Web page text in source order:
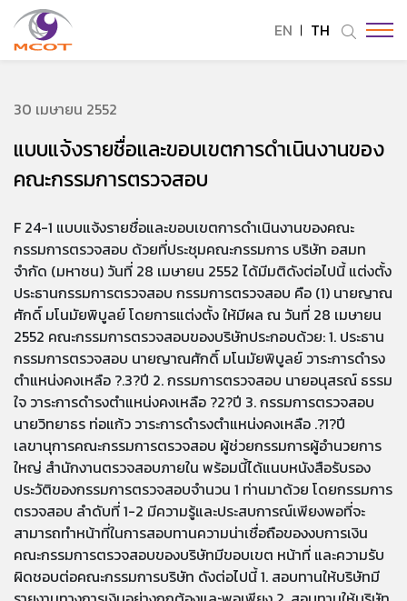
EN TH
30 เมษายน 2552
แบบแจ้งรายชื่อและขอบเขตการดำเนินงานของ
คณะกรรมการตรวจสอบ
F 24-1 แบบแจ้งรายชื่อและขอบเขตการดำเนินงานของคณะ
กรรมการตรวจสอบ ด้วยที่ประชุมคณะกรรมการ บริษัท อสมท
จำกัด (มหาชน) วันที่ 28 เมษายน 2552 ได้มีมติดังต่อไปนี้ แต่งตั้ง
ประธานกรรมการตรวจสอบ กรรมการตรวจสอบ คือ (1) นายญาณ
ศักดิ์ มโนมัยพิบูลย์ โดยการแต่งตั้ง ให้มีผล ณ วันที่ 28 เมษายน
2552 คณะกรรมการตรวจสอบของบริษัทประกอบด้วย: 1. ประธาน
กรรมการตรวจสอบ นายญาณศักดิ์ มโนมัยพิบูลย์ วาระการดำรง
ตำแหน่งคงเหลือ ?.3?ปี 2. กรรมการตรวจสอบ นายอนุสรณ์ ธรรม
ใจ วาระการดำรงตำแหน่งคงเหลือ ?2?ปี 3. กรรมการตรวจสอบ
นายวิทยาธร ท่อแก้ว วาระการดำรงตำแหน่งคงเหลือ .?1?ปี
เลขานุการคณะกรรมการตรวจสอบ ผู้ช่วยกรรมการผู้อำนวยการ
ใหญ่ สำนักงานตรวจสอบภายใน พร้อมนี้ได้แนบหนังสือรับรอง
ประวัติของกรรมการตรวจสอบจำนวน 1 ท่านมาด้วย โดยกรรมการ
ตรวจสอบ ลำดับที่ 1-2 มีความรู้และประสบการณ์เพียงพอที่จะ
สามารถทำหน้าที่ในการสอบทานความน่าเชื่อถือของงบการเงิน
คณะกรรมการตรวจสอบของบริษัทมีขอบเขต หน้าที่ และความรับ
ผิดชอบต่อคณะกรรมการบริษัท ดังต่อไปนี้ 1. สอบทานให้บริษัทมี